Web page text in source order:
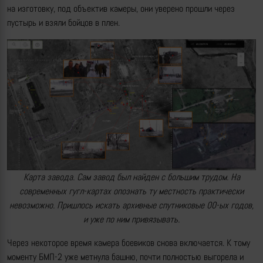
на изготовку, под объектив камеры, они уверено прошли через
пустырь и взяли бойцов в плен.
Карта завода. Сам завод был найден с большим трудом. На
современных гугл-картах опознать ту местность практически
невозможно. Пришлось искать архивные спутниковые 00-ых годов,
и уже по ним привязывать.
Через некоторое время камера боевиков снова включается. К тому
моменту БМП-2 уже метнула башню, почти полностью выгорела и